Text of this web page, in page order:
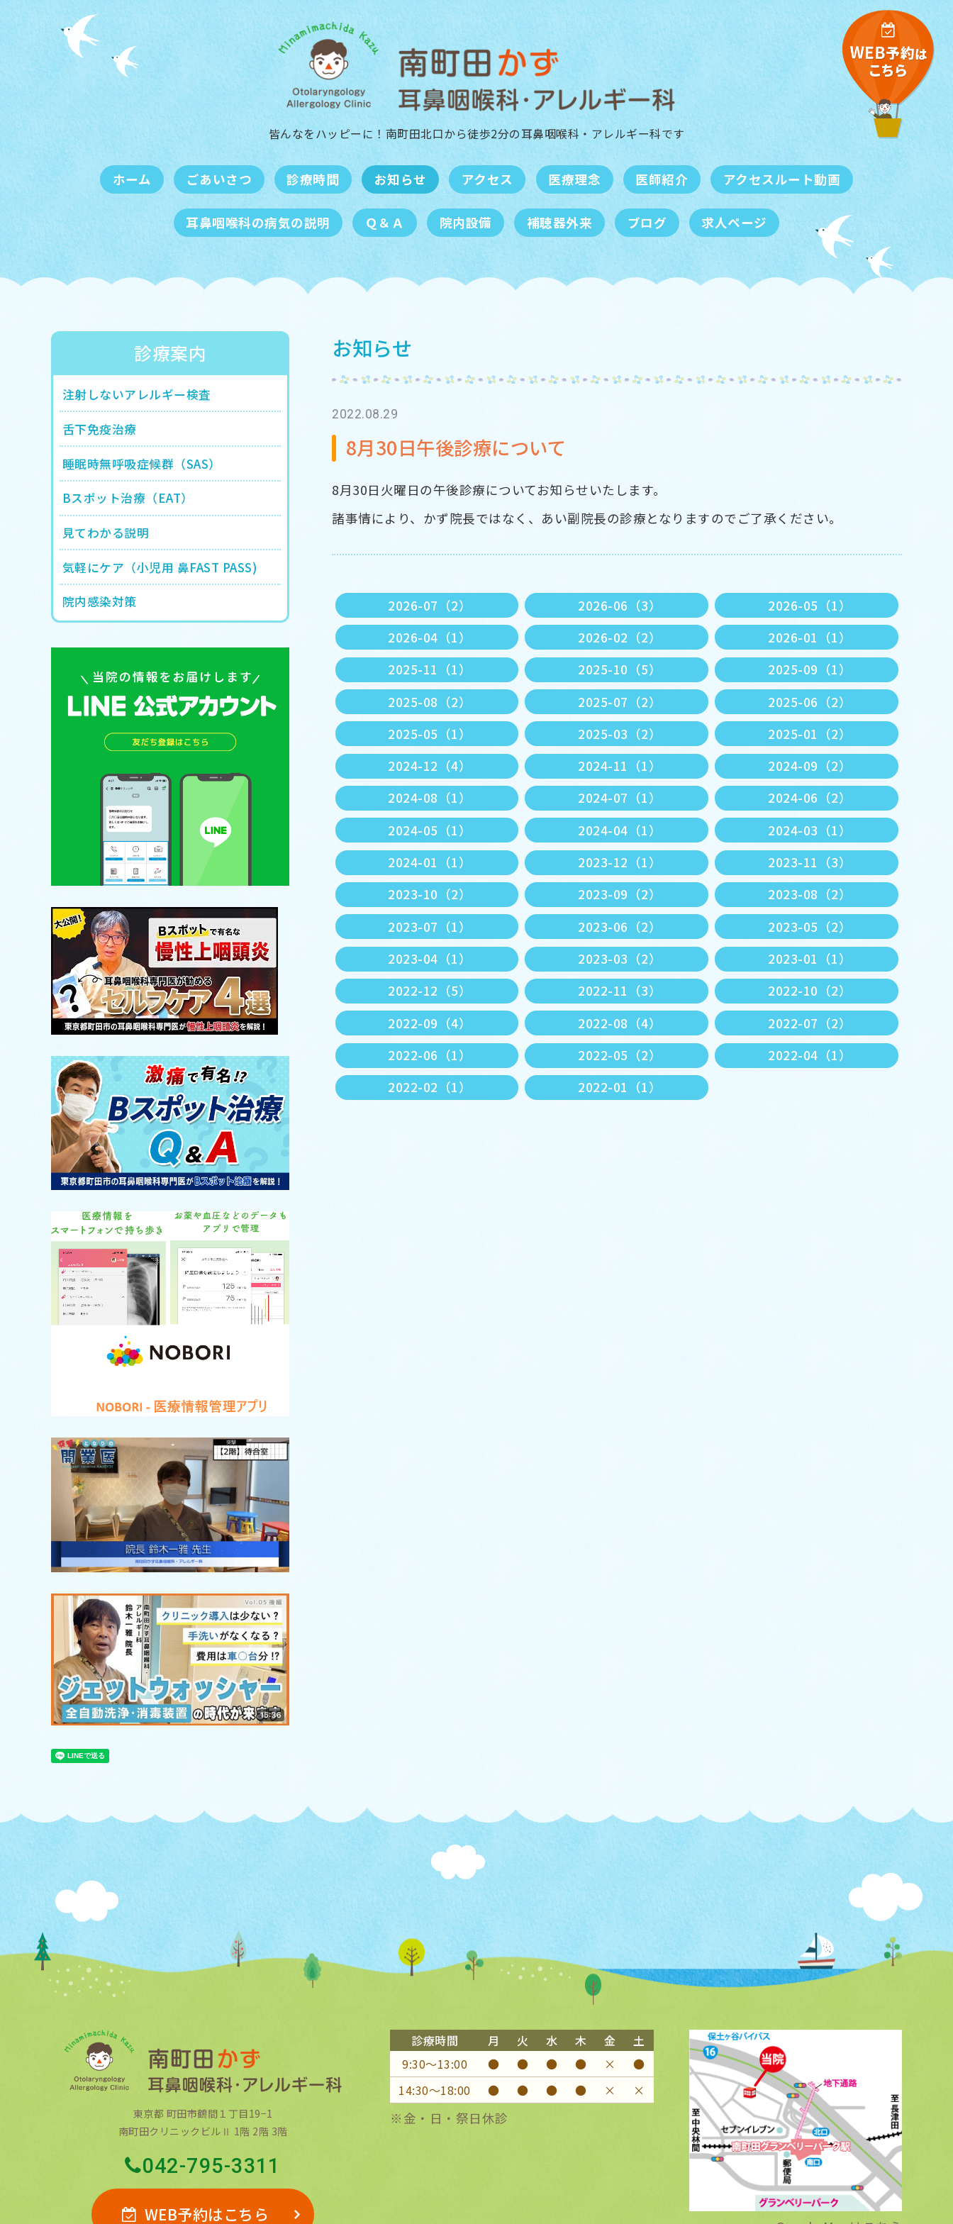
皆んなをハッピーに！南町田北口から徒歩2分の耳鼻咽喉科・アレルギー科です
ホーム ごあいさつ 診療時間 お知らせ アクセス 医療理念 医師紹介 アクセスルート動画
耳鼻咽喉科の病気の説明 Ｑ＆Ａ 院内設備 補聴器外来 ブログ 求人ページ
お知らせ
2022.08.29
8月30日午後診療について
8月30日火曜日の午後診療についてお知らせいたします。
諸事情により、かず院長ではなく、あい副院長の診療となりますのでご了承ください。
2026-07（2） 2026-06（3）
2026-05（1）
2026-04（1）
2026-02（2）
2026-01（1）
2025-11（1）
2025-10（5）
2025-09（1）
2025-08（2）
2025-07（2）
2025-06（2）
2025-05（1）
2025-03（2）
2025-01（2）
2024-12（4）
2024-11（1）
2024-09（2）
2024-08（1）
2024-07（1）
2024-06（2）
2024-05（1）
2024-04（1）
2024-03（1）
2024-01（1）
2023-12（1）
2023-11（3）
2023-10（2）
2023-09（2）
2023-08（2）
2023-07（1）
2023-06（2）
2023-05（2）
2023-04（1）
2023-03（2）
2023-01（1）
2022-12（5）
2022-11（3）
2022-10（2）
2022-09（4）
2022-08（4）
2022-07（2）
2022-06（1）
2022-05（2）
2022-04（1）
2022-02（1）
2022-01（1）
診療案内
注射しないアレルギー検査
舌下免疫治療
睡眠時無呼吸症候群（SAS）
Bスポット治療（EAT）
見てわかる説明
気軽にケア（小児用 鼻FAST PASS)
院内感染対策
東京都 町田市鶴間１丁目19−1
南町田クリニックビルⅡ 1階 2階 3階
042-795-3311
WEB予約はこちら
診療時間 月 火 水 木 金
土
9:30〜13:00
● ● ● ● ×
●
14:30〜18:00
● ● ● ● × ×
※金・日・祭日休診